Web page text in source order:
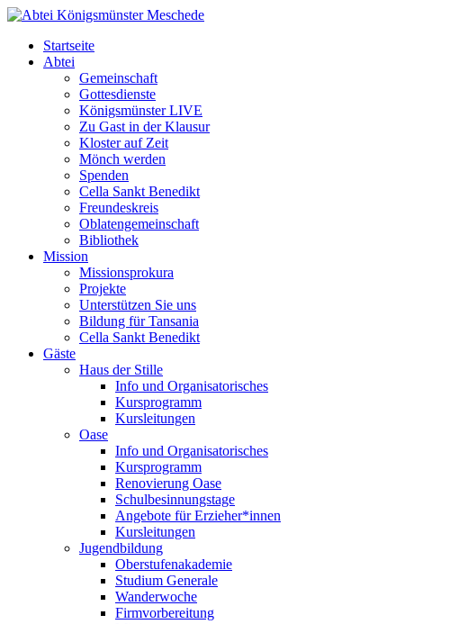
Startseite
Abtei
Gemeinschaft
Gottesdienste
Königsmünster LIVE
Zu Gast in der Klausur
Kloster auf Zeit
Mönch werden
Spenden
Cella Sankt Benedikt
Freundeskreis
Oblatengemeinschaft
Bibliothek
Mission
Missionsprokura
Projekte
Unterstützen Sie uns
Bildung für Tansania
Cella Sankt Benedikt
Gäste
Haus der Stille
Info und Organisatorisches
Kursprogramm
Kursleitungen
Oase
Info und Organisatorisches
Kursprogramm
Renovierung Oase
Schulbesinnungstage
Angebote für Erzieher*innen
Kursleitungen
Jugendbildung
Oberstufenakademie
Studium Generale
Wanderwoche
Firmvorbereitung